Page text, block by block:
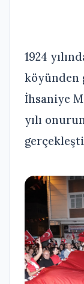
1924
köyünden
İhsaniye
yılı